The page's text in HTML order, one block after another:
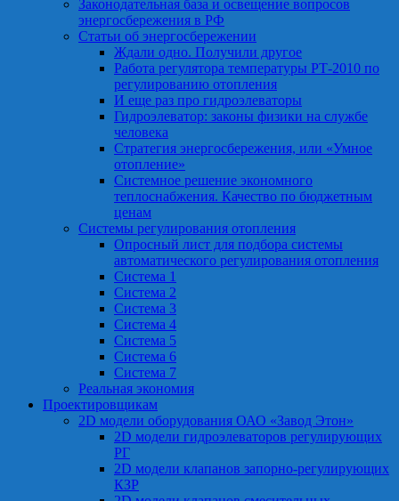
Законодательная база и освещение вопросов
энергосбережения в РФ
Статьи об энергосбережении
Ждали одно. Получили другое
Работа регулятора температуры РТ-2010 по
регулированию отопления
И еще раз про гидроэлеваторы
Гидроэлеватор: законы физики на службе
человека
Стратегия энергосбережения, или «Умное
отопление»
Системное решение экономного
теплоснабжения. Качество по бюджетным
ценам
Системы регулирования отопления
Опросный лист для подбора системы
автоматического регулирования отопления
Система 1
Система 2
Система 3
Система 4
Система 5
Система 6
Система 7
Реальная экономия
Проектировщикам
2D модели оборудования ОАО «Завод Этон»
2D модели гидроэлеваторов регулирующих
РГ
2D модели клапанов запорно-регулирующих
КЗР